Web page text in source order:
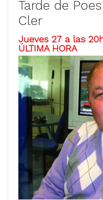
Tarde de
Cler
Jueves 27 a las
ÚLTIMA HORA